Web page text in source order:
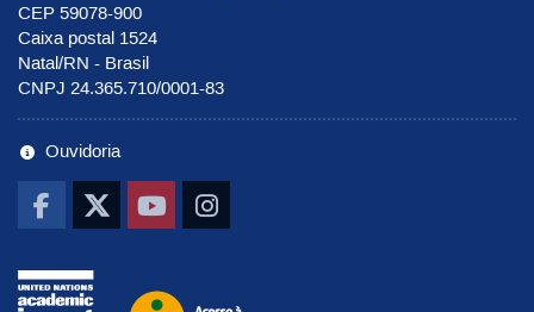
CEP 59078-900
Caixa postal 1524
Natal/RN - Brasil
CNPJ 24.365.710/0001-83
Ouvidoria
Ir pra UNAI